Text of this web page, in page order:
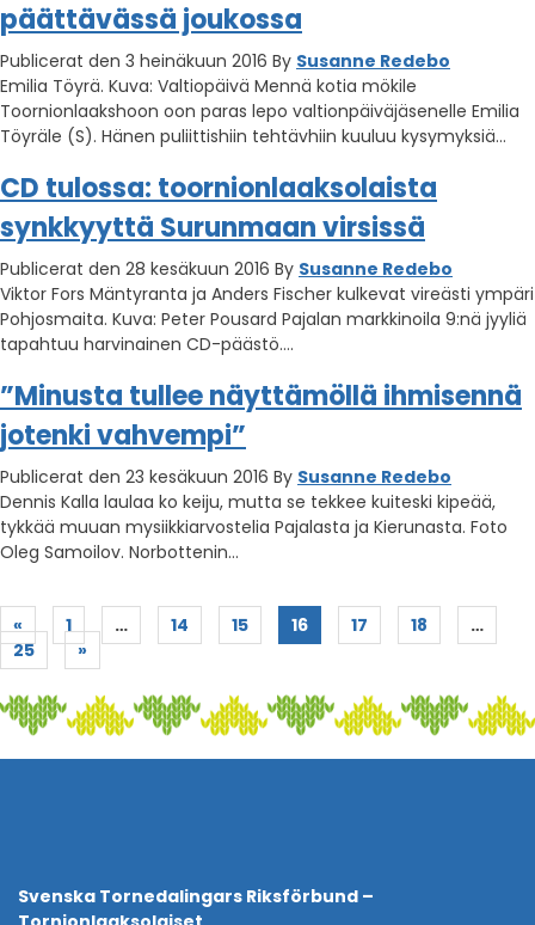
päättävässä joukossa
Publicerat den 3 heinäkuun 2016 By Susanne Redebo
Emilia Töyrä. Kuva: Valtiopäivä Mennä kotia mökile
Toornionlaakshoon oon paras lepo valtionpäiväjäsenelle Emilia
Töyräle (S). Hänen puliittishiin tehtävhiin kuuluu kysymyksiä…
CD tulossa: toornionlaaksolaista
synkkyyttä Surunmaan virsissä
Publicerat den 28 kesäkuun 2016 By Susanne Redebo
Viktor Fors Mäntyranta ja Anders Fischer kulkevat vireästi ympäri
Pohjosmaita. Kuva: Peter Pousard Pajalan markkinoila 9:nä jyyliä
tapahtuu harvinainen CD-päästö….
”Minusta tullee näyttämöllä ihmisennä
jotenki vahvempi”
Publicerat den 23 kesäkuun 2016 By Susanne Redebo
Dennis Kalla laulaa ko keiju, mutta se tekkee kuiteski kipeää,
tykkää muuan mysiikkiarvostelia Pajalasta ja Kierunasta. Foto
Oleg Samoilov. Norbottenin…
« 1 … 14 15 16 17 18
…
25
»
Svenska Tornedalingars Riksförbund –